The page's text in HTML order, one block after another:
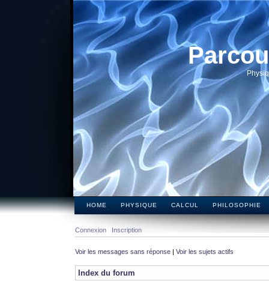
HOME PHYSIQUE CALCUL PHILOSOPHIE
Connexion Inscription
Voir les messages sans réponse | Voir les sujets actifs
Index du forum